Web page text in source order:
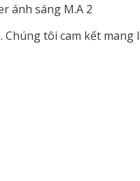
ánh sáng M.A 2
tôi cam kết